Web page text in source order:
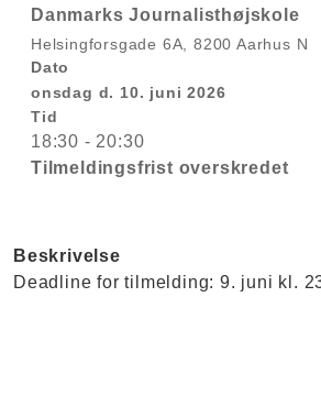
Danmarks Journalisthøjskole
Helsingforsgade 6A, 8200 Aarhus N
Dato
onsdag d. 10. juni 2026
Tid
18:30 - 20:30
Tilmeldingsfrist overskredet
Beskrivelse
Deadline for tilmelding: 9. juni kl.